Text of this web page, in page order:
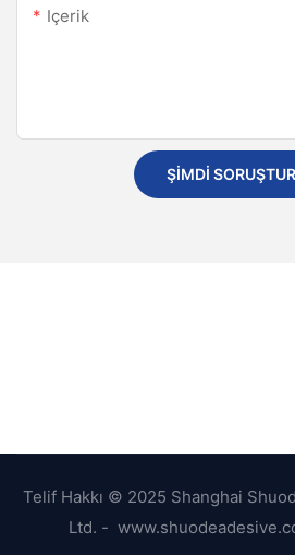
Içerik
ŞIMDI
Telif Hakkı © 2025 Shanghai
Ltd. -